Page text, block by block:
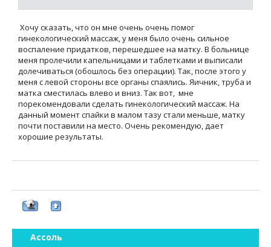
Хочу сказать, что он мне очень очень помог
гинекологический массаж, у меня было очень сильное
воспаление придатков, перешедшее на матку. В больнице
меня пролечили капельницами и таблетками и выписали
долечиваться (обошлось без операции). Так, после этого у
меня с левой стороны все органы спаялись. Яичник, труба и
матка сместилась влево и вниз. Так вот, мне
порекомендовали сделать гинекологический массаж. На
данный момент спайки в малом тазу стали меньше, матку
почти поставили на место. Очень рекомендую, дает
хорошие результаты.
Ассоль